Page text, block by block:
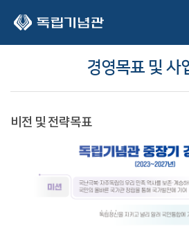
경영목표 및 사
비전 및 전략목표